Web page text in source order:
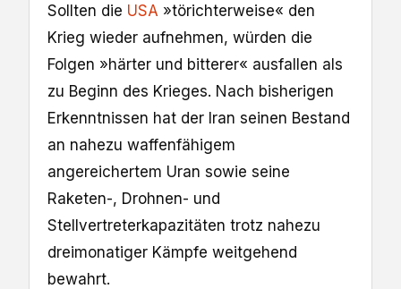
Sollten die USA »törichterweise« den
Krieg wieder aufnehmen, würden die
Folgen »härter und bitterer« ausfallen als
zu Beginn des Krieges. Nach bisherigen
Erkenntnissen hat der Iran seinen Bestand
an nahezu waffenfähigem
angereichertem Uran sowie seine
Raketen-, Drohnen- und
Stellvertreterkapazitäten trotz nahezu
dreimonatiger Kämpfe weitgehend
bewahrt.